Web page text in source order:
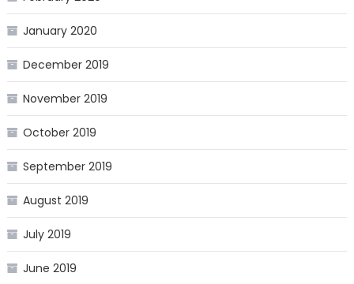
January 2020
December 2019
November 2019
October 2019
September 2019
August 2019
July 2019
June 2019